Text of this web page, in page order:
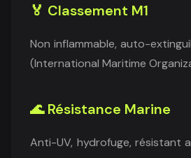
🏅 Classement M1
Non inflammable, auto-
(International Maritime
🌊 Résistance Marine
Anti-UV, hydrofuge, résistant